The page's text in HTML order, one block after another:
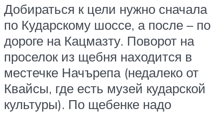
Добираться к цели нужно сначала
по Кударскому шоссе, а после – по
дороге на Кацмазту. Поворот на
проселок из щебня находится в
местечке Начърепа (недалеко от
Квайсы, где есть музей кударской
культуры). По щебенке надо